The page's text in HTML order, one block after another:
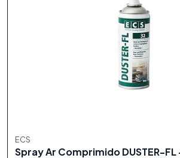
ECS
Spray Ar Comprimido DUSTER-